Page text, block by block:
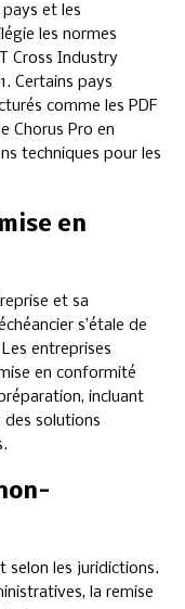
et les
les normes
Cross Industry
Certains pays
comme les PDF
Chorus Pro en
techniques pour les
en
et sa
s’étale de
entreprises
en conformité
incluant
des solutions
selon les juridictions.
la remise